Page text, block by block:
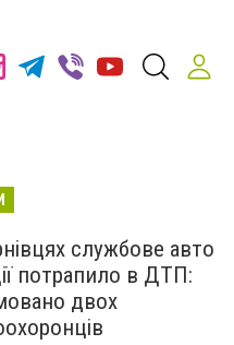
службове авто
потрапило в ДТП:
двох